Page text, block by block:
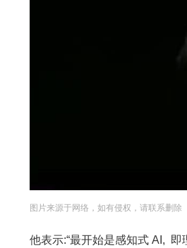
图片来源于网络，如有侵权，请联系删除
他表示:“最开始是感知式 AI,